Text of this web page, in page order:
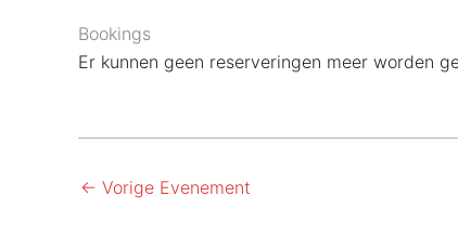
Bookings
Er kunnen geen reserveringen meer worden
← Vorige Evenement